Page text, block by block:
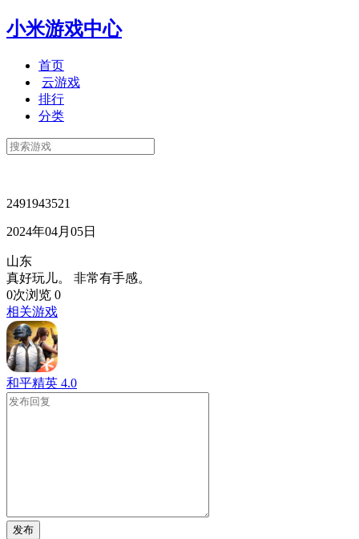
小米游戏中心
首页
云游戏
排行
分类
2491943521
2024年04月05日
山东
真好玩儿。 非常有手感。
0次浏览 0
相关游戏
和平精英 4.0
发布